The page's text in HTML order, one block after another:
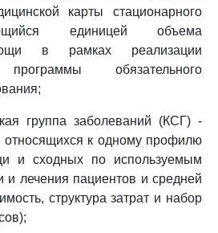
карты стационарного
единицей объема
в рамках реализации
программы обязательного
группа заболеваний (КСГ) -
относящихся к одному профилю
и сходных по используемым
и лечения пациентов и средней
структура затрат и набор